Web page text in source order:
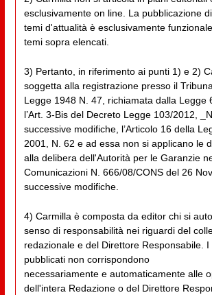
esclusivamente on line. La pubblicazione
temi d'attualità è esclusivamente
temi sopra elencati.
3) Pertanto, in riferimento ai punti 1) e 2)
soggetta alla registrazione presso il
Legge 1948 N. 47, richiamata dalla Legge
l’Art. 3-Bis del Decreto Legge 103/2012,
successive modifiche, l’Articolo 16 della
2001, N. 62 e ad essa non si applicano le
alla delibera dell'Autorità per le Garanzie
Comunicazioni N. 666/08/CONS del 26
successive modifiche.
4) Carmilla è composta da editor chi si
senso di responsabilità nei riguardi del
redazionale e del Direttore Responsabile. I
pubblicati non corrispondono
necessariamente e automaticamente alle
dell'intera Redazione o del Direttore